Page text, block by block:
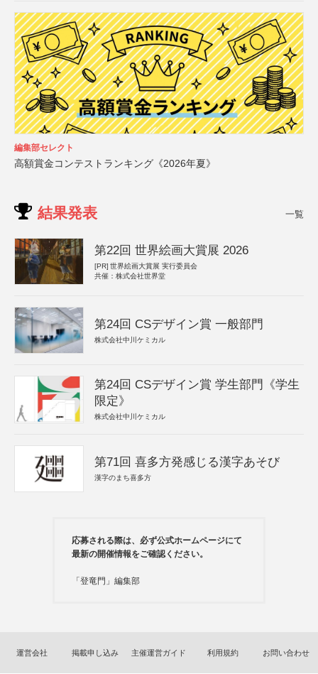
編集部セレクト
高額賞金コンテストランキング《2026年夏》
結果発表 一覧
第22回 世界絵画大賞展 2026
[PR] 世界絵画大賞展 実行委員会
共催：株式会社世界堂
第24回 CSデザイン賞 一般部門
株式会社中川ケミカル
第24回 CSデザイン賞 学生部門《学生
限定》
株式会社中川ケミカル
第71回 喜多方発感じる漢字あそび
漢字のまち喜多方
応募される際は、必ず公式ホームページにて
最新の開催情報をご確認ください。
「登竜門」編集部
運営会社 掲載申し込み 主催運営ガイド 利用規約 お問い合わせ